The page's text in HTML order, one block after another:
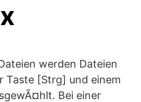
werden Dateien
Taste [Strg] und einem
Bei einer